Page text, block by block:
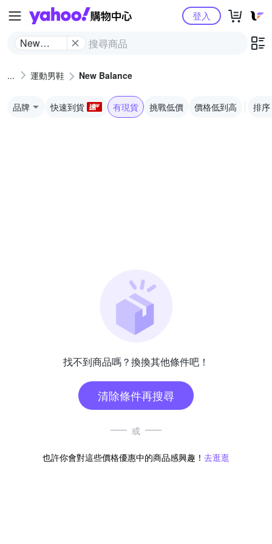
Yahoo購物中心
New
登入
運動男鞋 New Balance
品牌 快速到貨 有現貨 挑戰低價 價格低到高 排序
找不到商品嗎？換換其他條件吧！
清除條件再搜尋
或
也許你會對這些價格優惠中的商品感興趣！ 去逛逛